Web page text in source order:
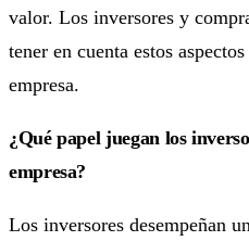
valor. Los inversores y
tener en cuenta estos
empresa.
¿Qué papel juegan los
empresa?
Los inversores desempeñan